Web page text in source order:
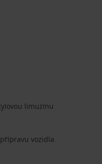
limuzínu
vozidla